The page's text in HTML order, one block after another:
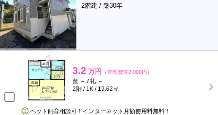
2階建 / 築30年
3.2 万円 （管理費等2,000円）
敷 － / 礼 －
2階 / 1K / 19.62㎡
ペット飼育相談可！インターネット月額使用料無料！